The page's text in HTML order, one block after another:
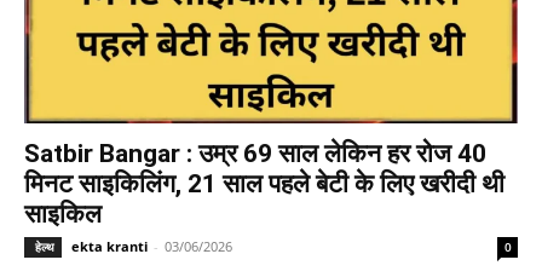
Satbir Bangar : उम्र 69 साल लेकिन हर रोज 40
मिनट साइकिलिंग, 21 साल पहले बेटी के लिए खरीदी थी
साइकिल
हेल्थ ekta kranti - 03/06/2026 0